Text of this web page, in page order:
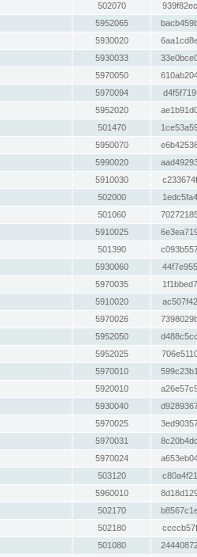
502070
5952065
5930020
5930033
5970050
5970094
5952020
501470
5950070
5990020
5910030
502000
501060
5910025
501390
5930060
5970035
5910020
5970026
5952050
5952025
5970010
5920010
5930040
5970025
5970031
5970024
503120
5960010
502170
502180
501080